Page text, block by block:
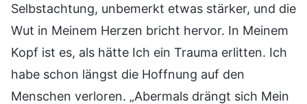
Selbstachtung, unbemerkt etwas stärker, und die
Wut in Meinem Herzen bricht hervor. In Meinem
Kopf ist es, als hätte Ich ein Trauma erlitten. Ich
habe schon längst die Hoffnung auf den
Menschen verloren. „Abermals drängt sich Mein